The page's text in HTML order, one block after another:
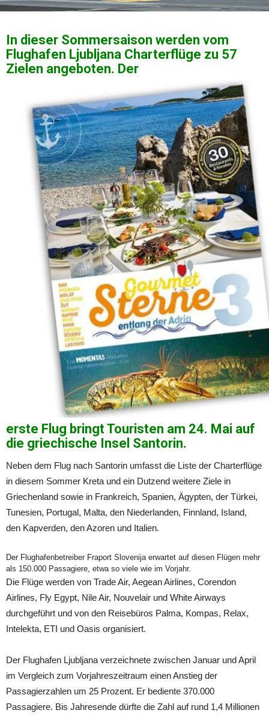
In dieser Sommersaison werden vom
Flughafen Ljubljana Charterflüge zu 57
Zielen angeboten. Der
erste Flug bringt Touristen am 24. Mai auf
die griechische Insel Santorin.
Neben dem Flug nach Santorin umfasst die Liste der Charterflüge
in diesem Sommer Kreta und ein Dutzend weitere Ziele in
Griechenland sowie in Frankreich, Spanien, Ägypten, der Türkei,
Tunesien, Portugal, Malta, den Niederlanden, Finnland, Island,
den Kapverden, den Azoren und Italien.
Der Flughafenbetreiber Fraport Slovenija erwartet auf diesen Flügen mehr
als 150.000 Passagiere, etwa so viele wie im Vorjahr.
Die Flüge werden von Trade Air, Aegean Airlines, Corendon
Airlines, Fly Egypt, Nile Air, Nouvelair und White Airways
durchgeführt und von den Reisebüros Palma, Kompas, Relax,
Intelekta, ETI und Oasis organisiert.
Der Flughafen Ljubljana verzeichnete zwischen Januar und April
im Vergleich zum Vorjahreszeitraum einen Anstieg der
Passagierzahlen um 25 Prozent. Er bediente 370.000
Passagiere. Bis Jahresende dürfte die Zahl auf rund 1,4 Millionen